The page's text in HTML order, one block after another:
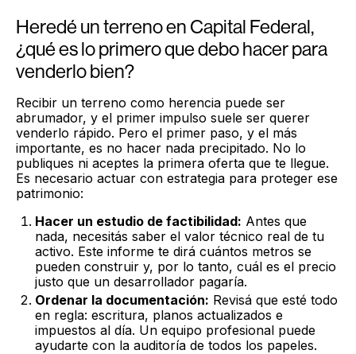
Heredé un terreno en Capital Federal,
¿qué es lo primero que debo hacer para
venderlo bien?
Recibir un terreno como herencia puede ser
abrumador, y el primer impulso suele ser querer
venderlo rápido. Pero el primer paso, y el más
importante, es no hacer nada precipitado. No lo
publiques ni aceptes la primera oferta que te llegue.
Es necesario actuar con estrategia para proteger ese
patrimonio:
Hacer un estudio de factibilidad: Antes que
nada, necesitás saber el valor técnico real de tu
activo. Este informe te dirá cuántos metros se
pueden construir y, por lo tanto, cuál es el precio
justo que un desarrollador pagaría.
Ordenar la documentación: Revisá que esté todo
en regla: escritura, planos actualizados e
impuestos al día. Un equipo profesional puede
ayudarte con la auditoría de todos los papeles.